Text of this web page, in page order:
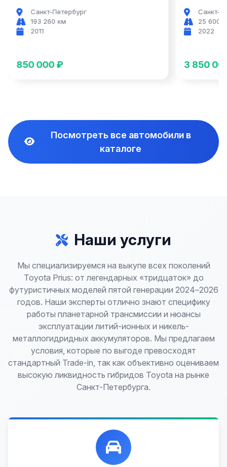
Санкт-Петербург
193 260 км
2011
850 000 ₽
Санкт-
25 600
2022
3 850
Посмотреть все автомобили в
каталоге
Наши услуги
Мы специализируемся на выкупе всех поколений
Toyota Prius: от легендарных «тридцаток» до
футуристичных моделей пятой генерации 2024–2026
годов. Наши эксперты отлично знают специфику
работы планетарной трансмиссии и нюансы
эксплуатации литий-ионных и никель-
металлогидридных аккумуляторов. Мы предлагаем
условия, которые по выгоде превосходят
стандартный Trade-in, так как объективно оцениваем
высокую ликвидность гибридов Toyota на рынке
Санкт-Петербурга.
Лучшие предложения по выкупу автомобилей,
любых:
Кредитные